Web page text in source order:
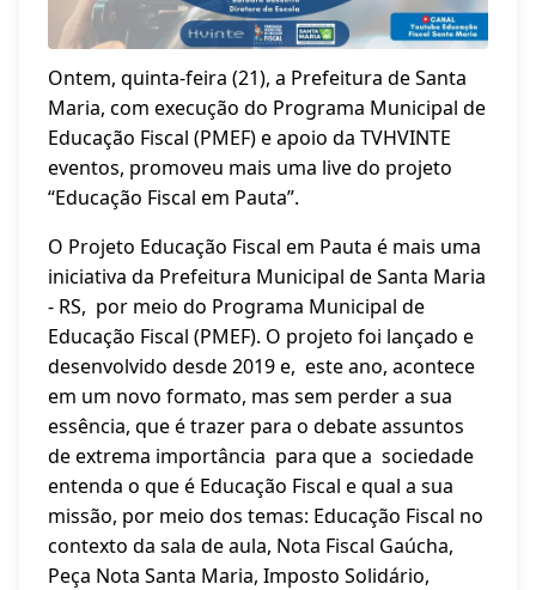
Ontem, quinta-feira (21), a Prefeitura de Santa
Maria, com execução do Programa Municipal de
Educação Fiscal (PMEF) e apoio da TVHVINTE
eventos, promoveu mais uma live do projeto
“Educação Fiscal em Pauta”.
O Projeto Educação Fiscal em Pauta é mais uma
iniciativa da Prefeitura Municipal de Santa Maria
- RS, por meio do Programa Municipal de
Educação Fiscal (PMEF). O projeto foi lançado e
desenvolvido desde 2019 e, este ano, acontece
em um novo formato, mas sem perder a sua
essência, que é trazer para o debate assuntos
de extrema importância para que a sociedade
entenda o que é Educação Fiscal e qual a sua
missão, por meio dos temas: Educação Fiscal no
contexto da sala de aula, Nota Fiscal Gaúcha,
Peça Nota Santa Maria, Imposto Solidário,